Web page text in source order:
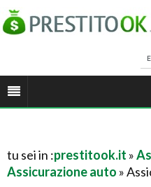
tu sei in :prestitook.it »
Assicurazione auto »